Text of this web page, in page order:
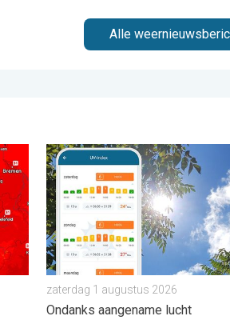
Alle
Tot maximaal 35 graden. . . dinsdag
Zonkracht blijft hoog. Ondanks
zaterdag 1 augustus 2026
Ondanks aangename lucht